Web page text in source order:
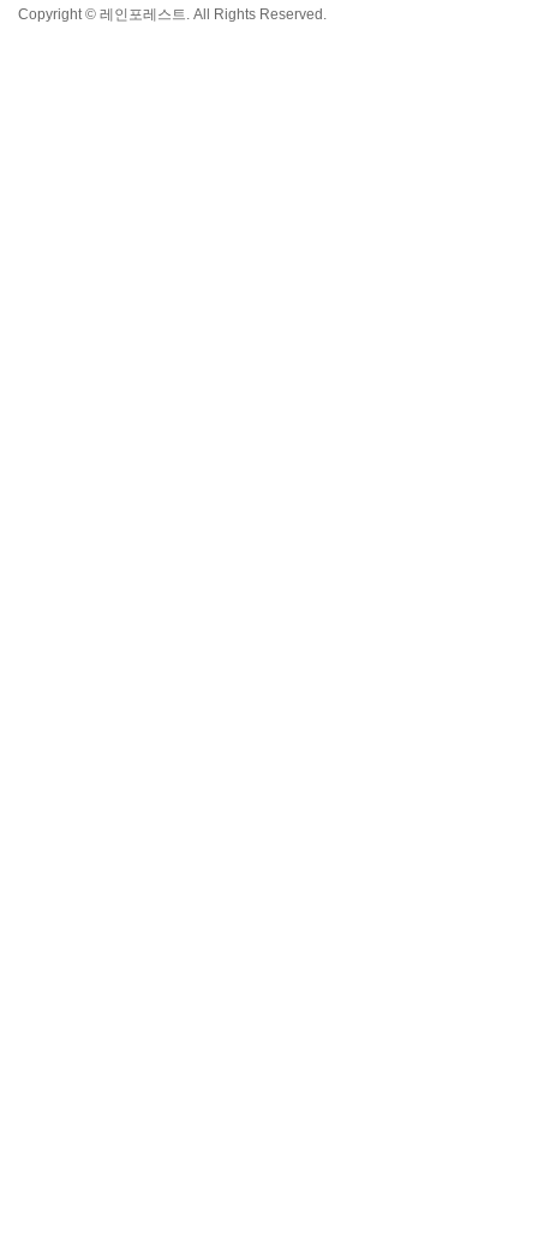
Copyright © 레인포레스트. All Rights Reserved.